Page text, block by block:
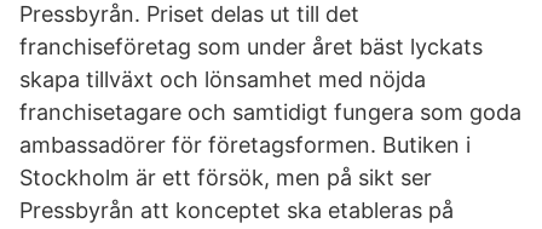
Pressbyrån. Priset delas ut till det
franchiseföretag som under året bäst lyckats
skapa tillväxt och lönsamhet med nöjda
franchisetagare och samtidigt fungera som goda
ambassadörer för företagsformen. Butiken i
Stockholm är ett försök, men på sikt ser
Pressbyrån att konceptet ska etableras på